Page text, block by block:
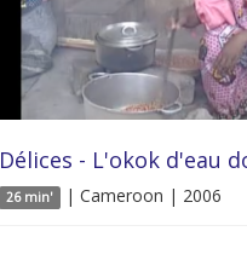
Délices - L'okok d'eau
26 min' | Cameroon | 2006